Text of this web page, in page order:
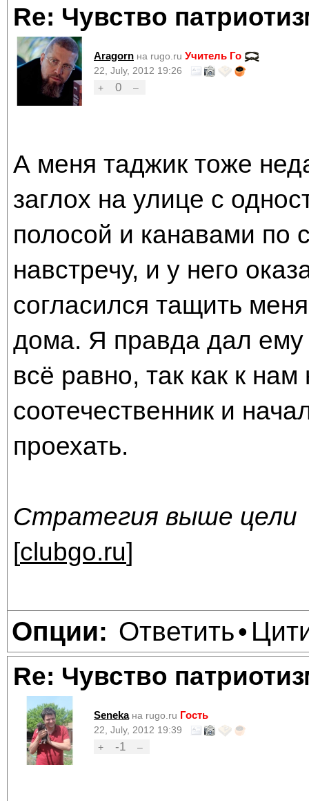
Re: Чувство
Aragorn на rugo.ru Учитель Го
22, July, 2012 19:26
+
0 –
А меня таджик тоже
заглох на улице с
полосой и канавами по
навстречу, и у него
согласился тащить
дома. Я правда дал ему
всё равно, так как к
соотечественник и
проехать.
Стратегия выше цели
[clubgo.ru]
Опции: Ответить•
Re: Чувство
Seneka на rugo.ru Гость
22, July, 2012 19:39
+
-1 –